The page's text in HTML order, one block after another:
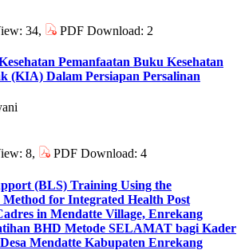
34,
PDF Download: 2
Pemanfaatan Buku Kesehatan
(KIA) Dalam Persiapan Persalinan
8,
PDF Download: 4
(BLS) Training Using the
for Integrated Health Post
in Mendatte Village, Enrekang
BHD Metode SELAMAT bagi Kader
Mendatte Kabupaten Enrekang